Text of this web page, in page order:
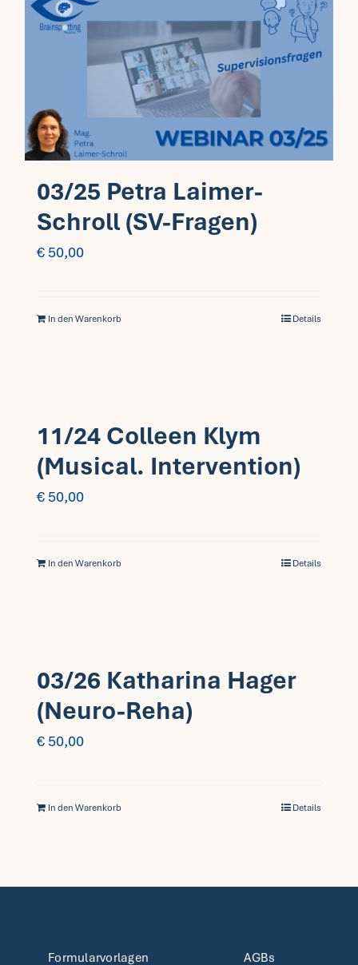
03/25 Petra Laimer-
Schroll (SV-Fragen)
€ 50,00
In den Warenkorb Details
11/24 Colleen Klym
(Musical. Intervention)
€ 50,00
In den Warenkorb Details
03/26 Katharina Hager
(Neuro-Reha)
€ 50,00
In den Warenkorb Details
Formularvorlagen AGBs